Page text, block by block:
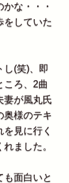
な・・・
をしていた
(笑)、即
ころ、2曲
妻が風丸氏
奥様のテキ
見に行く
ました。
面白いと